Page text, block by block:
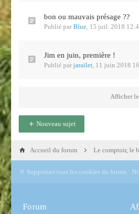
bon ou mauvais présage ??
Publié par Blue, 15 juil. 2018
Jim en juin, première !
Publié par jarailet, 11 juin 2018
Afficher
Nouveau sujet
Accueil du forum Le comptoir, le
Supprimer tous les cookies du forum
Forum